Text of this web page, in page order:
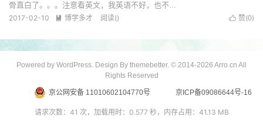
骨直白了。。。注意看英文，我英语不好，也不...
 赞(0)
2017-02-10  博学多才 阅读()
Powered by WordPress. Design By themebetter. © 2014-2026 Arro.cn All
Rights Reserved
京公网安备 11010602104770号 京ICP备09086644号-16
请求次数：41 次，加载用时：0.577 秒，内存占用：41.13 MB